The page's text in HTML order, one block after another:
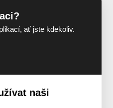
ať jste kdekoliv.
naši